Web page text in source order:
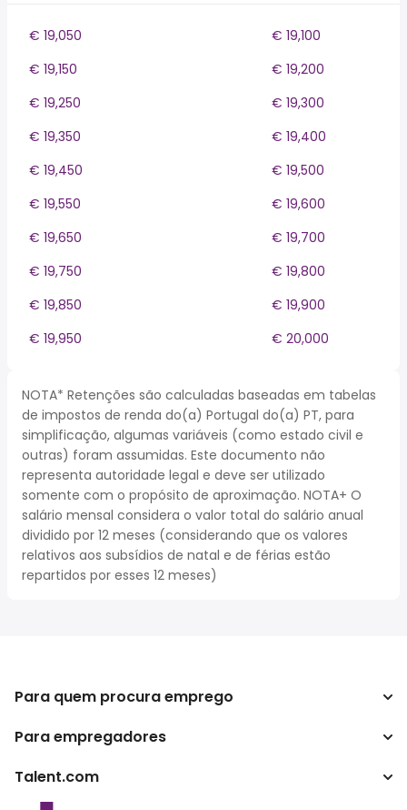
€ 19,050
€ 19,100
€ 19,150
€ 19,200
€ 19,250
€ 19,300
€ 19,350
€ 19,400
€ 19,450
€ 19,500
€ 19,550
€ 19,600
€ 19,650
€ 19,700
€ 19,750
€ 19,800
€ 19,850
€ 19,900
€ 19,950
€ 20,000
NOTA* Retenções são calculadas baseadas em tabelas
de impostos de renda do(a) Portugal do(a) PT, para
simplificação, algumas variáveis (como estado civil e
outras) foram assumidas. Este documento não
representa autoridade legal e deve ser utilizado
somente com o propósito de aproximação. NOTA+ O
salário mensal considera o valor total do salário anual
dividido por 12 meses (considerando que os valores
relativos aos subsídios de natal e de férias estão
repartidos por esses 12 meses)
Para quem procura emprego
Procurar empregos
Para empregadores
Empreendimento
Talent.com